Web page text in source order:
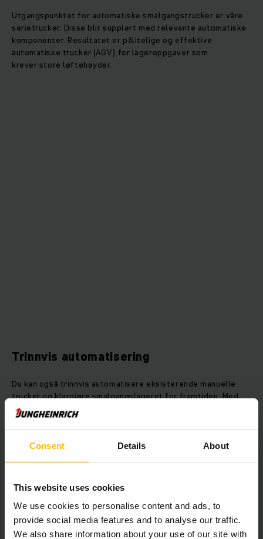
Consent Details About
This website uses cookies
We use cookies to personalise content and ads, to
provide social media features and to analyse our traffic.
We also share information about your use of our site with
Utgangspunktet for automatiske smalgangstrucker er våre
serietrucker. Disse blir supplert med relevante automatiske
komponenter. Resultatet er pålitelige og effektive
automatiske trucker (AGV) for lageroppgaver som
krever store løftehøyder.
Trinnvis automatisering
Du kan også trinnvis automatisere eksisterende manuelle
trucker og klargjøre smalgangslageret for framtiden. Med
halvautomatisering oppnår du 25 prosent økning i vareflyten
i kombinasjon med vår prisbelønte warehouseNAVIGATION.
Du avlaster føreren og sørger for nøyaktig navigering til og
posisjonering på lagerplassen.
utfører transport- og lageroppgavene den er satt til på en